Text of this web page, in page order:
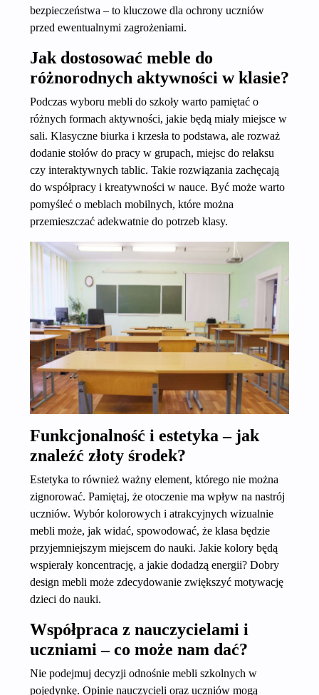
bezpieczeństwa – to kluczowe dla ochrony uczniów
przed ewentualnymi zagrożeniami.
Jak dostosować meble do
różnorodnych aktywności w klasie?
Podczas wyboru mebli do szkoły warto pamiętać o
różnych formach aktywności, jakie będą miały miejsce w
sali. Klasyczne biurka i krzesła to podstawa, ale rozważ
dodanie stołów do pracy w grupach, miejsc do relaksu
czy interaktywnych tablic. Takie rozwiązania zachęcają
do współpracy i kreatywności w nauce. Być może warto
pomyśleć o meblach mobilnych, które można
przemieszczać adekwatnie do potrzeb klasy.
Funkcjonalność i estetyka – jak
znaleźć złoty środek?
Estetyka to również ważny element, którego nie można
zignorować. Pamiętaj, że otoczenie ma wpływ na nastrój
uczniów. Wybór kolorowych i atrakcyjnych wizualnie
mebli może, jak widać, spowodować, że klasa będzie
przyjemniejszym miejscem do nauki. Jakie kolory będą
wspierały koncentrację, a jakie dodadzą energii? Dobry
design mebli może zdecydowanie zwiększyć motywację
dzieci do nauki.
Współpraca z nauczycielami i
uczniami – co może nam dać?
Nie podejmuj decyzji odnośnie mebli szkolnych w
pojedynkę. Opinie nauczycieli oraz uczniów mogą